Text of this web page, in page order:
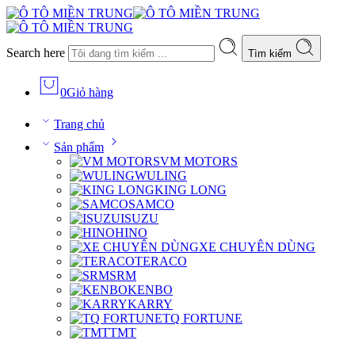
Search here Tìm kiếm
0Giỏ hàng
Trang chủ
Sản phẩm
VM MOTORS
WULING
KING LONG
SAMCO
ISUZU
HINO
XE CHUYÊN DÙNG
TERACO
SRM
KENBO
KARRY
TQ FORTUNE
TMT